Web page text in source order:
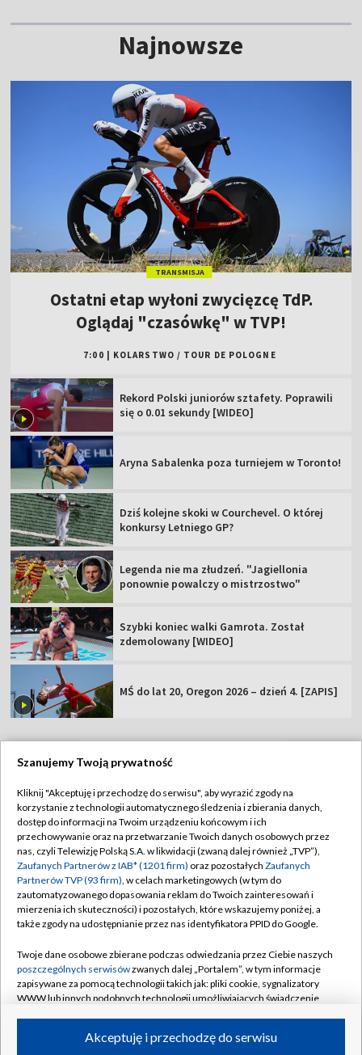
Najnowsze
TRANSMISJA
Ostatni etap wyłoni zwycięzcę TdP.
Oglądaj "czasówkę" w TVP!
7:00 KOLARSTWO / TOUR DE POLOGNE
Rekord Polski juniorów sztafety. Poprawili
się o 0.01 sekundy [WIDEO]
Aryna Sabalenka poza turniejem w Toronto!
Dziś kolejne skoki w Courchevel. O której
konkursy Letniego GP?
Legenda nie ma złudzeń. "Jagiellonia
ponownie powalczy o mistrzostwo"
Szybki koniec walki Gamrota. Został
zdemolowany [WIDEO]
MŚ do lat 20, Oregon 2026 – dzień 4. [ZAPIS]
Abonament TVP
Sklep TVP
Biuro Reklamy
Oferta Handlowa
Telegazeta ogłoszenia
Rada Programowa
Ogłoszenia przetargowe
Akademia Telewizyjna
Informacje o nadawcy
Regulamin TVP
Polityka prywatności
Moje zgody
Biuro reklamy
Kontakt
Kanały
©2026 Telewizja Polska Spółka Akcyjna w likwidacji
Szanujemy Twoją prywatność
Kliknij "Akceptuję i przechodzę do serwisu", aby wyrazić zgody na
korzystanie z technologii automatycznego śledzenia i zbierania danych,
dostęp do informacji na Twoim urządzeniu końcowym i ich
przechowywanie oraz na przetwarzanie Twoich danych osobowych przez
nas, czyli Telewizję Polską S.A. w likwidacji (zwaną dalej również „TVP”),
Zaufanych Partnerów z IAB* (1201 firm) oraz pozostałych Zaufanych
Partnerów TVP (93 firm), w celach marketingowych (w tym do
zautomatyzowanego dopasowania reklam do Twoich zainteresowań i
mierzenia ich skuteczności) i pozostałych, które wskazujemy poniżej, a
także zgody na udostępnianie przez nas identyfikatora PPID do Google.
Twoje dane osobowe zbierane podczas odwiedzania przez Ciebie naszych
poszczególnych serwisówzwanych dalej „Portalem”, w tym informacje
zapisywane za pomocą technologii takich jak: pliki cookie, sygnalizatory
WWW lub innych podobnych technologii umożliwiających świadczenie
ruchu w Internecie.Akceptuję i przechodzę do serwisu